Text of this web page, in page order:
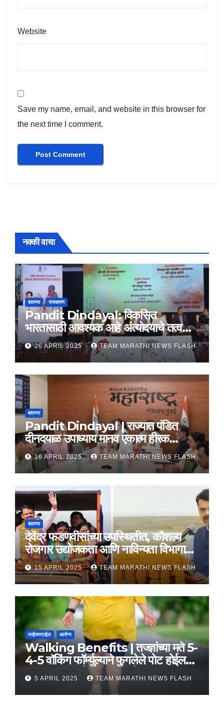
Website
Save my name, email, and website in this browser for
the next time I comment.
नक्की वाचा
बातम्या राजकारण
Pandit Dindayal: विकसित
भारतासाठी आवश्यक आहे अंत्योदयाचे तत्वज्ञान
– राज्यपाल सी. पी. राधाकृष्णन
26 APRIL 2025 TEAM MARATHI NEWS FLASH
बातम्या
Pandit Dindayal | राज्यात पंडित
दीनदयाळ उपाध्याय मानव एकात्म हीरक
महोत्सव, 22-25 दरम्यान होणार साजरा
16 APRIL 2025 TEAM MARATHI NEWS FLASH
बातम्या
देवेंद्र फडणवीसांच्या उपस्थितीत, कौशल्य
रोजगार उद्योजकता आणि नाविन्यता विभागाचे
तीन सामंजस्य करार
15 APRIL 2025 TEAM MARATHI NEWS FLASH
लाईफस्टाईल आरोग्य
Walking Benefits | तज्ज्ञांच्या मते 5-
4-5 वॉकिंग फॉर्म्युल्याने फुगलेले पोट होईल
लवकर सपाट, मिळतील फायदे
5 APRIL 2025 TEAM MARATHI NEWS FLASH